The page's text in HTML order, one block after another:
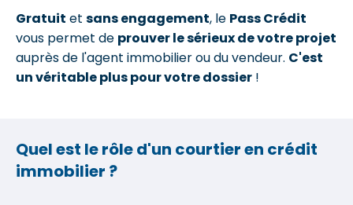
Gratuit et sans engagement, le Pass Crédit
vous permet de prouver le sérieux de votre projet
auprès de l'agent immobilier ou du vendeur. C'est
un véritable plus pour votre dossier !
Quel est le rôle d'un courtier en crédit
immobilier ?